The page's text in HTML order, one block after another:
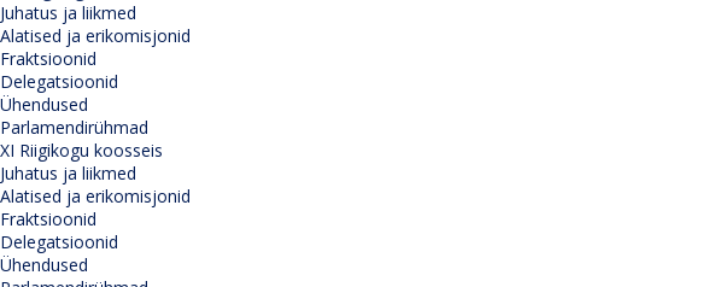
Juhatus ja liikmed
Alatised ja erikomisjonid
Fraktsioonid
Delegatsioonid
Ühendused
Parlamendirühmad
XI Riigikogu koosseis
Juhatus ja liikmed
Alatised ja erikomisjonid
Fraktsioonid
Delegatsioonid
Ühendused